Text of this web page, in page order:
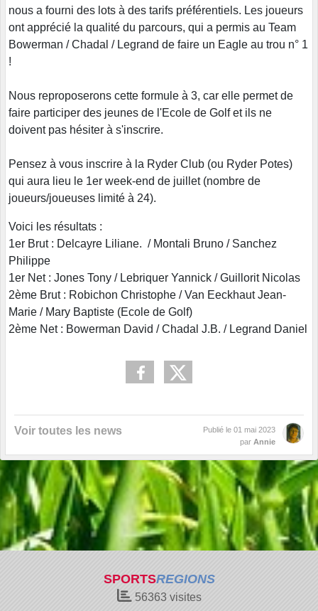
nous a fourni des lots à des tarifs préférentiels. Les joueurs
ont apprécié la qualité du parcours, qui a permis au Team
Bowerman / Chadal / Legrand de faire un Eagle au trou n° 1
!
Nous reproposerons cette formule à 3, car elle permet de
faire participer des jeunes de l'Ecole de Golf et ils ne
doivent pas hésiter à s'inscrire.
Pensez à vous inscrire à la Ryder Club (ou Ryder Potes)
qui aura lieu le 1er week-end de juillet (nombre de
joueurs/joueuses limité à 24).
Voici les résultats :
1er Brut : Delcayre Liliane. / Montali Bruno / Sanchez
Philippe
1er Net : Jones Tony / Lebriquer Yannick / Guillorit Nicolas
2ème Brut : Robichon Christophe / Van Eeckhaut Jean-
Marie / Mary Baptiste (Ecole de Golf)
2ème Net : Bowerman David / Chadal J.B. / Legrand Daniel
Voir toutes les news Publié le 01 mai 2023
par Annie
SPORTSREGIONS
56363visites